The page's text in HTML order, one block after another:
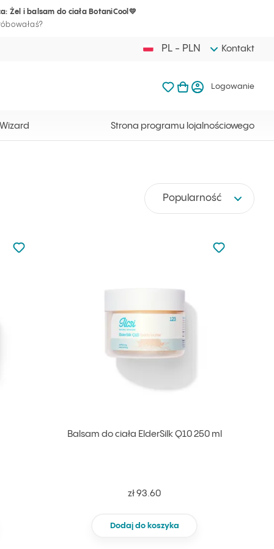
Żel i balsam do ciała BotaniCool💛
PL - PLN Kontakt
Ulubione produkty Ilcsi
Twój koszyk jest
Mój koszykLogowanie
Strona programu lojalnościowego
Popularność
Nie dodano do ulubionych
Dodaj do ulubionych
Balsam do ciała ElderSilk Q10 250 ml
zł 93.60
Dodaj do koszyka
Nie dodano
Dodaj do